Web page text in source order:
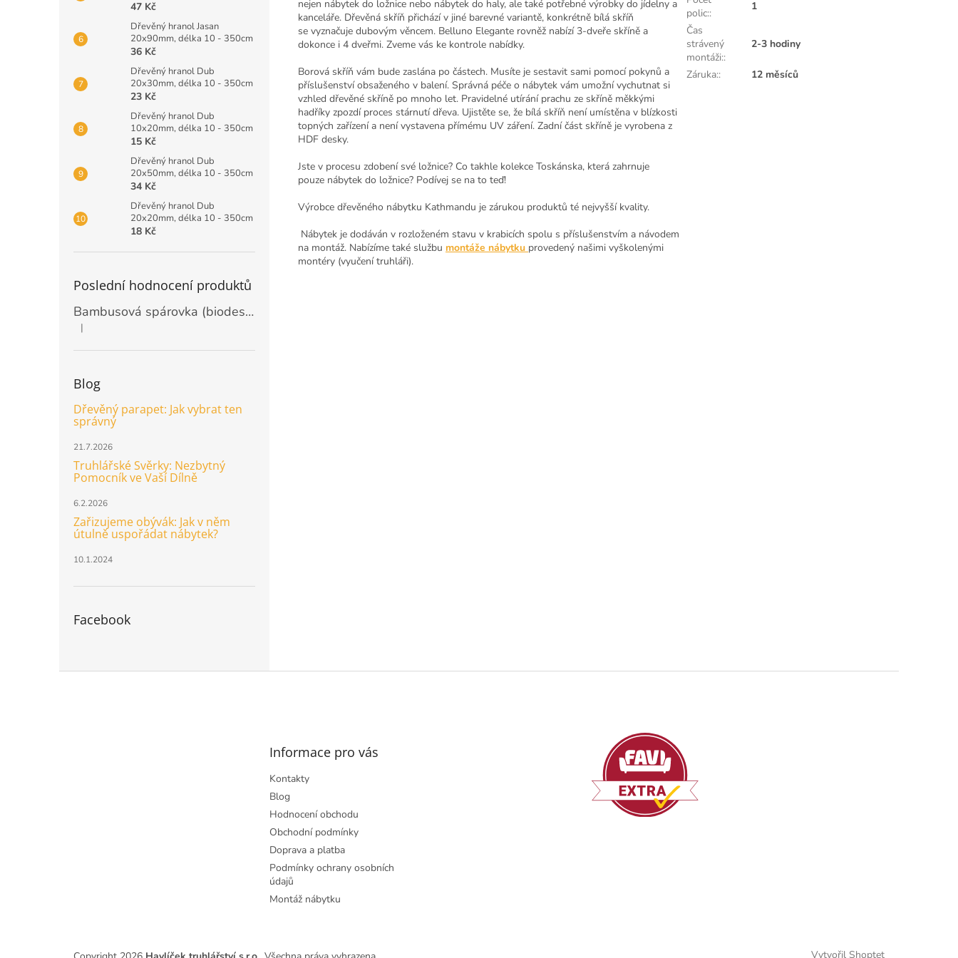
47 Kč
Dřevěný hranol Jasan
20x90mm, délka 10 - 350cm
36 Kč
Dřevěný hranol Dub
20x30mm, délka 10 - 350cm
23 Kč
Dřevěný hranol Dub
10x20mm, délka 10 - 350cm
15 Kč
Dřevěný hranol Dub
20x50mm, délka 10 - 350cm
34 Kč
Dřevěný hranol Dub
20x20mm, délka 10 - 350cm
18 Kč
Poslední hodnocení produktů
Bambusová spárovka (biodeska) 20mm, rozměr 2440 x 1220mm
Hodnocení produktu je 5 z 5 hvězdiček.
|
Blog
Dřevěný parapet: Jak vybrat ten
správný
21.7.2026
Truhlářské Svěrky: Nezbytný
Pomocník ve Vaší Dílně
6.2.2026
Zařizujeme obývák: Jak v něm
útulně uspořádat nábytek?
10.1.2024
Facebook
nejen nábytek do ložnice nebo nábytek do haly, ale také potřebné výrobky do jídelny a
kanceláře. Dřevěná skříň přichází v jiné barevné variantě, konkrétně bílá skříň
se vyznačuje dubovým věncem. Belluno Elegante rovněž nabízí 3-dveře skříně a
dokonce i 4 dveřmi. Zveme vás ke kontrole nabídky.
Borová skříň vám bude zaslána po částech. Musíte je sestavit sami pomocí pokynů a
příslušenství obsaženého v balení. Správná péče o nábytek vám umožní vychutnat si
vzhled dřevěné skříně po mnoho let. Pravidelné utírání prachu ze skříně měkkými
hadříky zpozdí proces stárnutí dřeva. Ujistěte se, že bílá skříň není umístěna v blízkosti
topných zařízení a není vystavena přímému UV záření. Zadní část skříně je vyrobena z
HDF desky.
Jste v procesu zdobení své ložnice? Co takhle kolekce Toskánska, která zahrnuje
pouze nábytek do ložnice? Podívej se na to teď!
Výrobce dřevěného nábytku Kathmandu je zárukou produktů té nejvyšší kvality.
Nábytek je dodáván v rozloženém stavu v krabicích spolu s příslušenstvím a návodem
na montáž. Nabízíme také službu montáže nábytku provedený našimi vyškolenými
montéry (vyučení truhláři).
polic::
1
Čas
strávený
montáži::
2-3 hodiny
Záruka:: 12 měsíců
Informace pro vás
Kontakty
Blog
Hodnocení obchodu
Obchodní podmínky
Doprava a platba
Podmínky ochrany osobních
údajů
Montáž nábytku